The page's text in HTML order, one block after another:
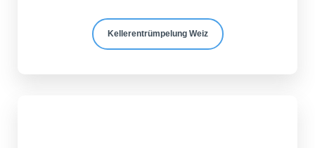
Kellerentrümpelung Weiz